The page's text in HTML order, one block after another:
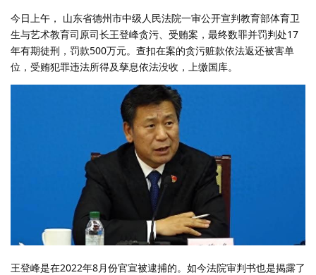
今日上午， 山东省德州市中级人民法院一审公开宣判教育部体育卫
生与艺术教育司原司长王登峰贪污、受贿案，最终数罪并罚判处17
年有期徒刑，罚款500万元。查扣在案的贪污赃款依法返还被害单
位，受贿犯罪违法所得及孳息依法没收，上缴国库。
王登峰是在2022年8月份官宣被逮捕的。如今法院审判书也是揭露了